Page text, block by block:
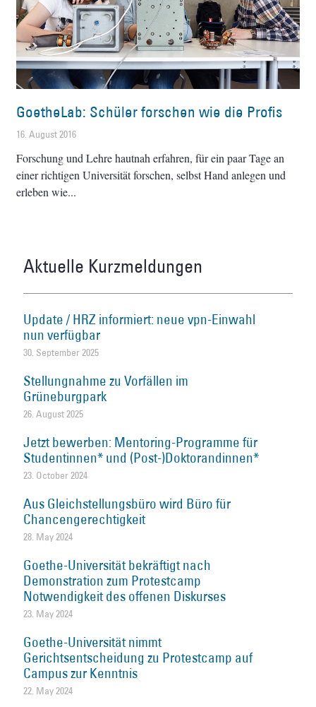
GoetheLab: Schüler forschen wie die Profis
16. August 2016
Forschung und Lehre hautnah erfahren, für ein paar Tage an
einer richtigen Universität forschen, selbst Hand anlegen und
erleben wie
Aktuelle Kurzmeldungen
Update / HRZ informiert: neue vpn-Einwahl
nun verfügbar
30. September 2025
Stellungnahme zu Vorfällen im
Grüneburgpark
26. August 2025
Jetzt bewerben: Mentoring-Programme für
Studentinnen* und (Post-)Doktorandinnen*
23. October 2024
Aus Gleichstellungsbüro wird Büro für
Chancengerechtigkeit
28. May 2024
Goethe-Universität bekräftigt nach
Demonstration zum Protestcamp
Notwendigkeit des offenen Diskurses
23. May 2024
Goethe-Universität nimmt
Gerichtsentscheidung zu Protestcamp auf
Campus zur Kenntnis
22. May 2024